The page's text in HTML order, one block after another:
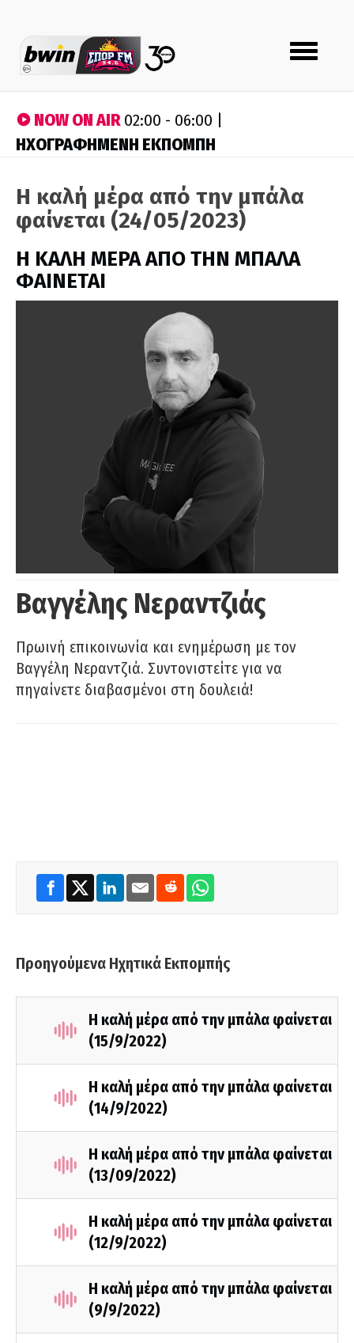
Toggle
navigation
NOW ON AIR02:00 - 06:00 |
ΗΧΟΓΡΑΦΗΜΕΝΗ ΕΚΠΟΜΠΗ
Η καλή μέρα από την μπάλα
φαίνεται (24/05/2023)
H ΚΑΛΗ ΜΕΡΑ ΑΠΟ ΤΗΝ ΜΠΑΛΑ
ΦΑΙΝΕΤΑΙ
Βαγγέλης Νεραντζιάς
Πρωινή επικοινωνία και ενημέρωση με τον
Βαγγέλη Νεραντζιά. Συντονιστείτε για να
πηγαίνετε διαβασμένοι στη δουλειά!
Προηγούμενα Ηχητικά Εκπομπής
Η καλή μέρα από την μπάλα φαίνεται
(15/9/2022)
Η καλή μέρα από την μπάλα φαίνεται
(14/9/2022)
Η καλή μέρα από την μπάλα φαίνεται
(13/09/2022)
Η καλή μέρα από την μπάλα φαίνεται
(12/9/2022)
Η καλή μέρα από την μπάλα φαίνεται
(9/9/2022)